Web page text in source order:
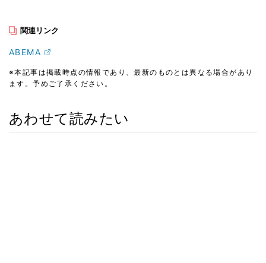
関連リンク
ABEMA
※本記事は掲載時点の情報であり、最新のものとは異なる場合があり
ます。予めご了承ください。
あわせて読みたい